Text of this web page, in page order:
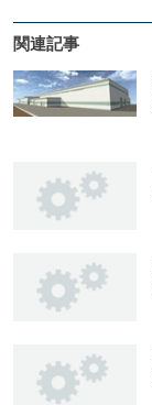
関連記事